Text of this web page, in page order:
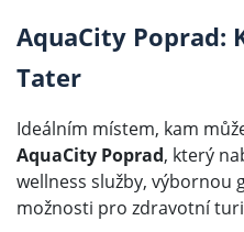
AquaCity Poprad:
Tater
Ideálním místem, kam
AquaCity Poprad, který
wellness služby, výbornou
možnosti pro zdravotní